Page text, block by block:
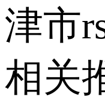
津市
相关